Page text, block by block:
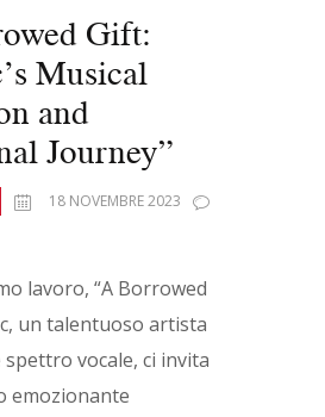
Gift:
Musical
and
Journey”
18 NOVEMBRE 2023
lavoro, “A Borrowed
un talentuoso artista
vocale, ci invita
emozionante